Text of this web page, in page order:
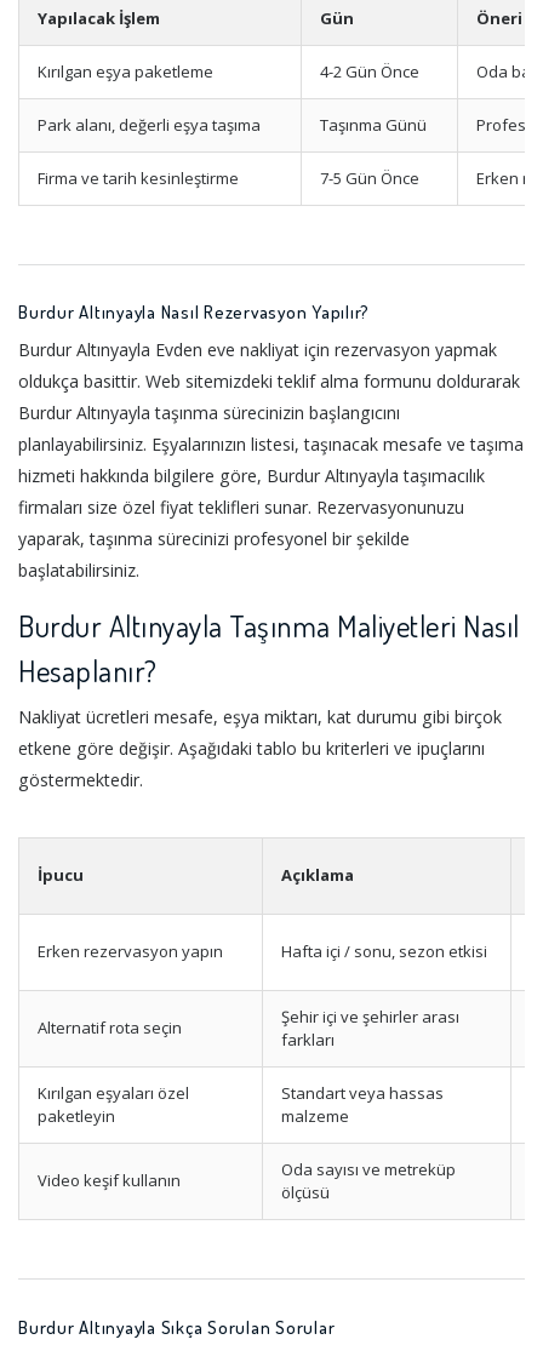
Yapılacak İşlem Gün Öneri
Kırılgan eşya paketleme 4-2 Gün Önce Oda
Park alanı, değerli eşya taşıma Taşınma Günü
Firma ve tarih kesinleştirme 7-5 Gün Önce Erken
Burdur Altınyayla Nasıl Rezervasyon Yapılır?
Burdur Altınyayla Evden eve nakliyat için rezervasyon yapmak
oldukça basittir. Web sitemizdeki teklif alma formunu doldurarak
Burdur Altınyayla taşınma sürecinizin başlangıcını
planlayabilirsiniz. Eşyalarınızın listesi, taşınacak mesafe ve taşıma
hizmeti hakkında bilgilere göre, Burdur Altınyayla taşımacılık
firmaları size özel fiyat teklifleri sunar. Rezervasyonunuzu
yaparak, taşınma sürecinizi profesyonel bir şekilde
başlatabilirsiniz.
Burdur Altınyayla Taşınma Maliyetleri Nasıl
Hesaplanır?
Nakliyat ücretleri mesafe, eşya miktarı, kat durumu gibi birçok
etkene göre değişir. Aşağıdaki tablo bu kriterleri ve ipuçlarını
göstermektedir.
İpucu Açıklama
Erken rezervasyon yapın Hafta içi / sonu, sezon etkisi
Alternatif rota seçin
Şehir içi ve şehirler arası
farkları
Kırılgan eşyaları özel
paketleyin
Standart veya hassas
malzeme
Video keşif kullanın
Oda sayısı ve metreküp
ölçüsü
Burdur Altınyayla Sıkça Sorulan Sorular